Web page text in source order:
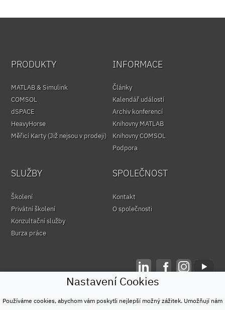
Nastavení Cookies
Používáme cookies, abychom vám poskytli nejlepší možný zážitek. Umožňují nám
PRODUKTY
MATLAB & Simulink
COMSOL
dSPACE
HeavyHorse
Měřicí Karty (Již nejsou v prodeji)
INFORMACE
Články
Kalendář událostí
Archiv konferencí
Knihovny MATLAB
Knihovny COMSOL
Podpora
SLUŽBY
Školení
Privátní školení
Konzultační služby
Burza práce
SPOLEČNOST
Kontakt
O společnosti
© HUMUSOFT 1991 - 2026
Ochrana osobních údajů